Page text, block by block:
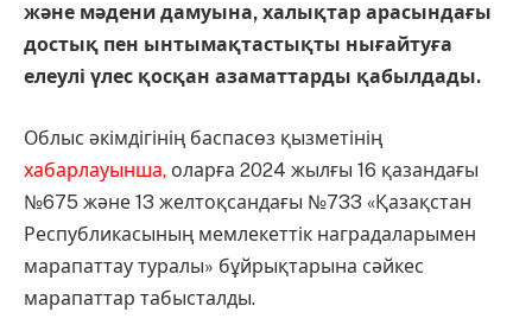
және мәдени дамуына, халықтар арасындағы
достық пен ынтымақтастықты нығайтуға
елеулі үлес қосқан азаматтарды қабылдады.
Облыс әкімдігінің баспасөз қызметінің
хабарлауынша, оларға 2024 жылғы 16 қазандағы
№675 және 13 желтоқсандағы №733 «Қазақстан
Республикасының мемлекеттік наградаларымен
марапаттау туралы» бұйрықтарына сәйкес
марапаттар табысталды.⠀